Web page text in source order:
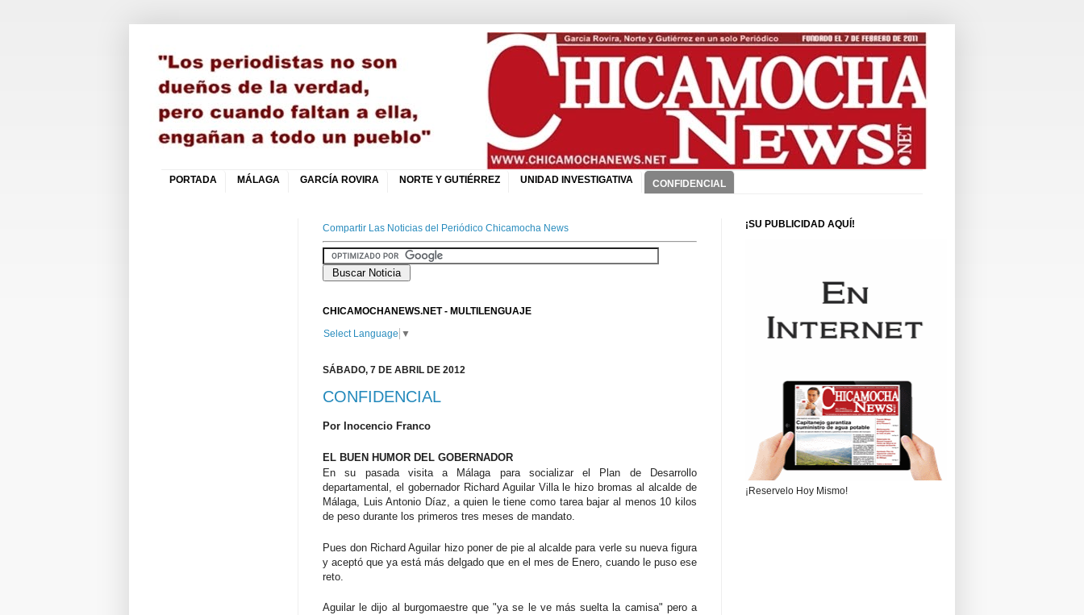
PORTADA MÁLAGA GARCÍA ROVIRA NORTE Y GUTIÉRREZ UNIDAD INVESTIGATIVA CONFIDENCIAL
Compartir Las Noticias del Periódico Chicamocha News
CHICAMOCHANEWS.NET - MULTILENGUAJE
Select Language ▼
SÁBADO, 7 DE ABRIL DE 2012
CONFIDENCIAL
Por Inocencio Franco
EL BUEN HUMOR DEL GOBERNADOR
En su pasada visita a Málaga para socializar el Plan de Desarrollo
departamental, el gobernador Richard Aguilar Villa le hizo bromas al alcalde de
Málaga, Luis Antonio Díaz, a quien le tiene como tarea bajar al menos 10 kilos
de peso durante los primeros tres meses de mandato.
Pues don Richard Aguilar hizo poner de pie al alcalde para verle su nueva figura
y aceptó que ya está más delgado que en el mes de Enero, cuando le puso ese
reto.
Aguilar le dijo al burgomaestre que "ya se le ve más suelta la camisa" pero a
¡SU PUBLICIDAD AQUÍ!
¡Reservelo Hoy Mismo!